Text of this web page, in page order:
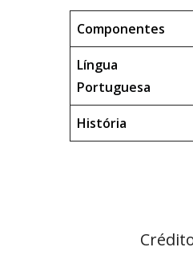
Componentes
Língua
Portuguesa
História